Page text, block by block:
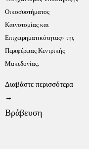
Οικοσυστήματος
Καινοτομίας και
Επιχειρηματικότητας» της
Περιφέρειας Κεντρικής
Μακεδονίας.
Διαβάστε περισσότερα
→
Βράβευση